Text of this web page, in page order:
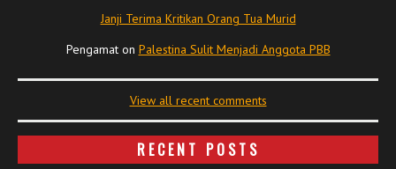
Janji Terima Kritikan Orang Tua Murid
Pengamaton Palestina Sulit Menjadi Anggota PBB
View all recent comments
RECENT POSTS